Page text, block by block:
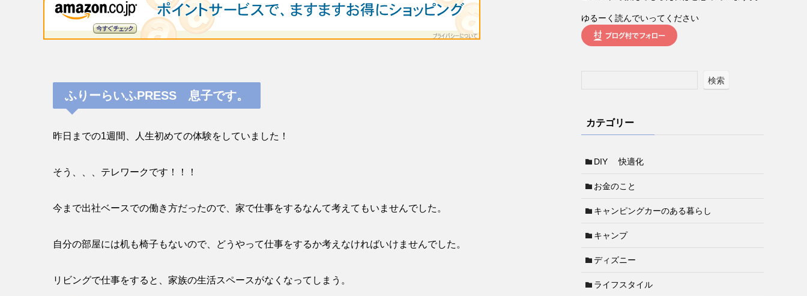
ふりーらいふPRESS 息子です。
昨日までの1週間、人生初めての体験をしていました！
そう、、、テレワークです！！！
今まで出社ベースでの働き方だったので、家で仕事をするなんて考えてもいませんでした。
自分の部屋には机も椅子もないので、どうやって仕事をするか考えなければいけませんでした。
リビングで仕事をすると、家族の生活スペースがなくなってしまう。
ゆるーく読んでいってください
検索
カテゴリー
DIY 快適化
お金のこと
キャンピングカーのある暮らし
キャンプ
ディズニー
ライフスタイル